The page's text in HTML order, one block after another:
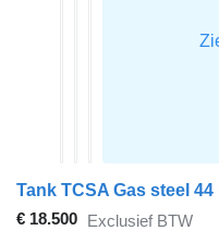
Tank TCSA Gas steel 44
€ 18.500 Exclusief BTW